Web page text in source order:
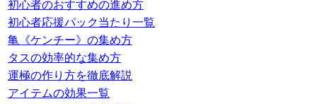
初心者のおすすめの進め方
初心者応援パック当たり一覧
亀《ケンチー》の集め方
タスの効率的な集め方
運極の作り方を徹底解説
アイテムの効果一覧